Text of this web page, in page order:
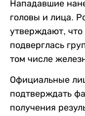
Нападавшие
головы и лица.
утверждают,
подверглась
том числе
Официальные
подтверждать
получения